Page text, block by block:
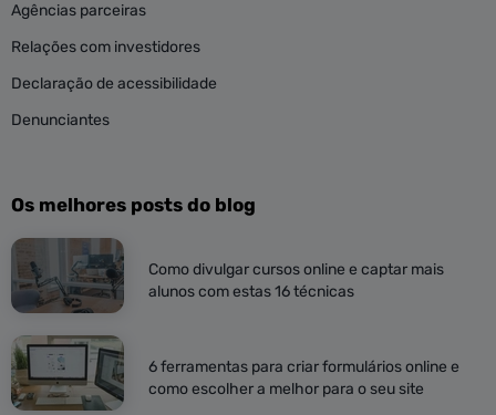
Agências parceiras
Relações com investidores
Declaração de acessibilidade
Denunciantes
Os melhores posts do blog
Como divulgar cursos online e captar mais
alunos com estas 16 técnicas
6 ferramentas para criar formulários online e
como escolher a melhor para o seu site